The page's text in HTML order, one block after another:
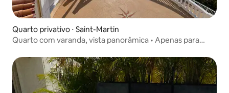
Quarto privativo ⋅ Saint-Martin
Quarto com varanda, vista panorâmica • Apenas para